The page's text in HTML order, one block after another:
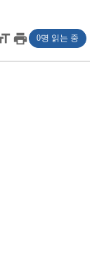
print 0명 읽는 중